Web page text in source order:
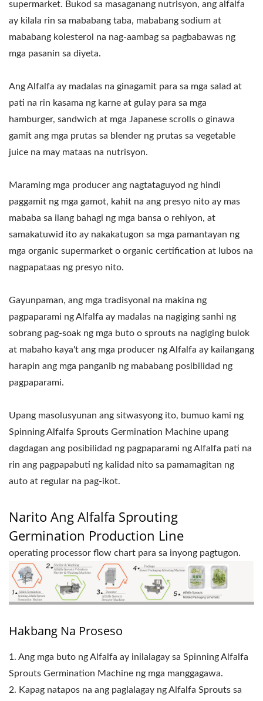
supermarket. Bukod sa masaganang nutrisyon, ang alfalfa
ay kilala rin sa mababang taba, mababang sodium at
mababang kolesterol na nag-aambag sa pagbabawas ng
mga pasanin sa diyeta.
Ang Alfalfa ay madalas na ginagamit para sa mga salad at
pati na rin kasama ng karne at gulay para sa mga
hamburger, sandwich at mga Japanese scrolls o ginawa
gamit ang mga prutas sa blender ng prutas sa vegetable
juice na may mataas na nutrisyon.
Maraming mga producer ang nagtataguyod ng hindi
paggamit ng mga gamot, kahit na ang presyo nito ay mas
mababa sa ilang bahagi ng mga bansa o rehiyon, at
samakatuwid ito ay nakakatugon sa mga pamantayan ng
mga organic supermarket o organic certification at lubos na
nagpapataas ng presyo nito.
Gayunpaman, ang mga tradisyonal na makina ng
pagpaparami ng Alfalfa ay madalas na nagiging sanhi ng
sobrang pag-soak ng mga buto o sprouts na nagiging bulok
at mabaho kaya't ang mga producer ng Alfalfa ay kailangang
harapin ang mga panganib ng mababang posibilidad ng
pagpaparami.
Upang masolusyunan ang sitwasyong ito, bumuo kami ng
Spinning Alfalfa Sprouts Germination Machine upang
dagdagan ang posibilidad ng pagpaparami ng Alfalfa pati na
rin ang pagpapabuti ng kalidad nito sa pamamagitan ng
auto at regular na pag-ikot.
Narito Ang Alfalfa Sprouting
Germination Production Line
operating processor flow chart para sa inyong pagtugon.
Hakbang Na Proseso
1. Ang mga buto ng Alfalfa ay inilalagay sa Spinning Alfalfa
Sprouts Germination Machine ng mga manggagawa.
2. Kapag natapos na ang paglalagay ng Alfalfa Sprouts sa